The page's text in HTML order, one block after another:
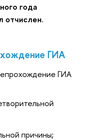
года
отчислен.
ГИА
ГИА
причины;